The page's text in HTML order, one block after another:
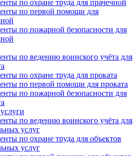
по охране труда для прачечной
по первой помощи для
по пожарной безопасности для
по ведению воинского учёта для
по охране труда для проката
по первой помощи для проката
по пожарной безопасности для
по ведению воинского учёта для
услуг
по охране труда для объектов
услуг